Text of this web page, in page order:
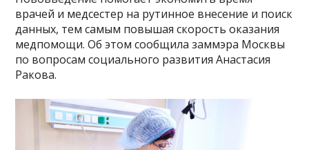
врачей и медсестер на рутинное внесение и поиск
данных, тем самым повышая скорость оказания
медпомощи. Об этом сообщила заммэра Москвы
по вопросам социального развития Анастасия
Ракова.